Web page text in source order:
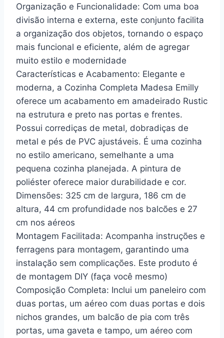
Organização e Funcionalidade: Com uma boa
divisão interna e externa, este conjunto facilita
a organização dos objetos, tornando o espaço
mais funcional e eficiente, além de agregar
muito estilo e modernidade
Características e Acabamento: Elegante e
moderna, a Cozinha Completa Madesa Emilly
oferece um acabamento em amadeirado Rustic
na estrutura e preto nas portas e frentes.
Possui corrediças de metal, dobradiças de
metal e pés de PVC ajustáveis. É uma cozinha
no estilo americano, semelhante a uma
pequena cozinha planejada. A pintura de
poliéster oferece maior durabilidade e cor.
Dimensões: 325 cm de largura, 186 cm de
altura, 44 cm profundidade nos balcões e 27
cm nos aéreos
Montagem Facilitada: Acompanha instruções e
ferragens para montagem, garantindo uma
instalação sem complicações. Este produto é
de montagem DIY (faça você mesmo)
Composição Completa: Inclui um paneleiro com
duas portas, um aéreo com duas portas e dois
nichos grandes, um balcão de pia com três
portas, uma gaveta e tampo, um aéreo com